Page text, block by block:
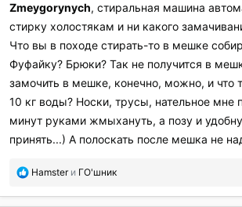
и
л
и
Zmeygorynych, стиральная машина
стирку холостякам и ни какого
Что вы в походе стирать-то в мешке
Фуфайку? Брюки? Так не получится в
замочить в мешке, конечно, можно, и что
10 кг воды? Носки, трусы, нательное мне
минут руками жмыхануть, а позу и
принять...) А полоскать после мешка не
П
б
Hamsterи ГО'шник